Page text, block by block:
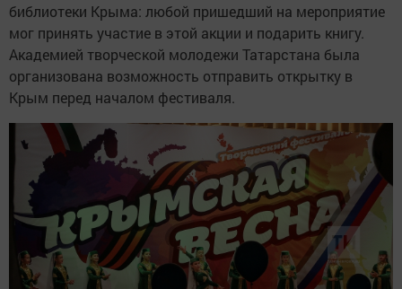
библиотеки Крыма: любой пришедший на мероприятие
мог принять участие в этой акции и подарить книгу.
Академией творческой молодежи Татарстана была
организована возможность отправить открытку в
Крым перед началом фестиваля.